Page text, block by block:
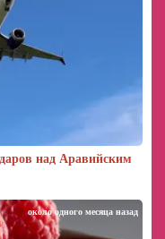
над Аравийским
около одного месяца назад